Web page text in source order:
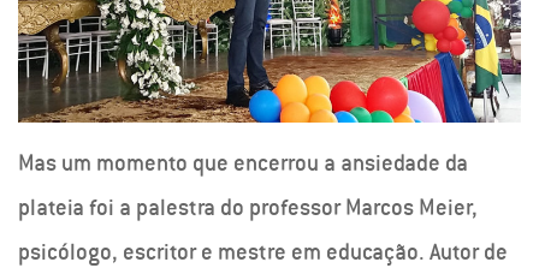
Mas um momento que encerrou a ansiedade da
plateia foi a palestra do professor Marcos Meier,
psicólogo, escritor e mestre em educação. Autor de